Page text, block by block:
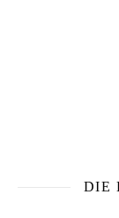
DIE